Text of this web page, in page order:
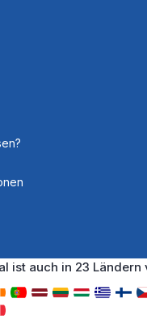
ist auch in 23 Ländern